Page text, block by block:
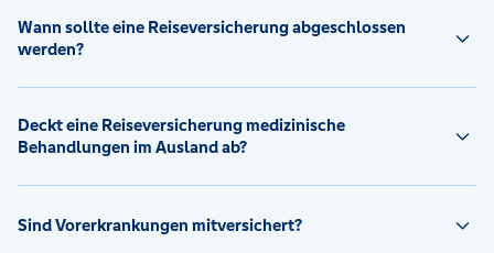
Wann sollte eine Reiseversicherung abgeschlossen
werden?
Deckt eine Reiseversicherung medizinische
Behandlungen im Ausland ab?
Sind Vorerkrankungen mitversichert?